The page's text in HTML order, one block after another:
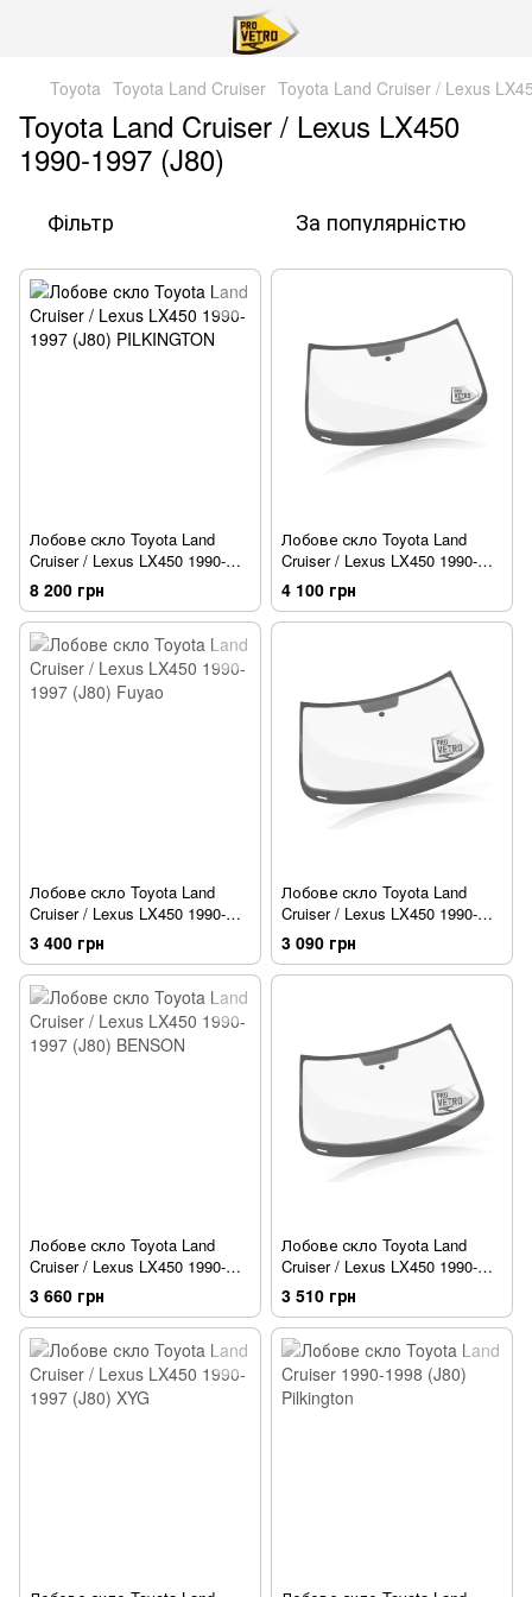
Toyota Toyota Land Cruiser Toyota Land Cruiser / Lexus
Toyota Land Cruiser / Lexus LX450
1990-1997 (J80)
Фільтр За популярністю
Лобове скло Toyota Land
Cruiser / Lexus LX450 1990-
1997 (J80) PILKINGTON
8 200 грн
Лобове скло Toyota Land
Cruiser / Lexus LX450 1990-
1997 (J80) Sekurit
4 100 грн
Лобове скло Toyota Land
Cruiser / Lexus LX450 1990-
1997 (J80) Fuyao
3 400 грн
Лобове скло Toyota Land
Cruiser / Lexus LX450 1990-
1997 (J80) XYG
3 090 грн
Лобове скло Toyota Land
Cruiser / Lexus LX450 1990-
1997 (J80) BENSON
3 660 грн
Лобове скло Toyota Land
Cruiser / Lexus LX450 1990-
1997 (J80) LEMSON
3 510 грн